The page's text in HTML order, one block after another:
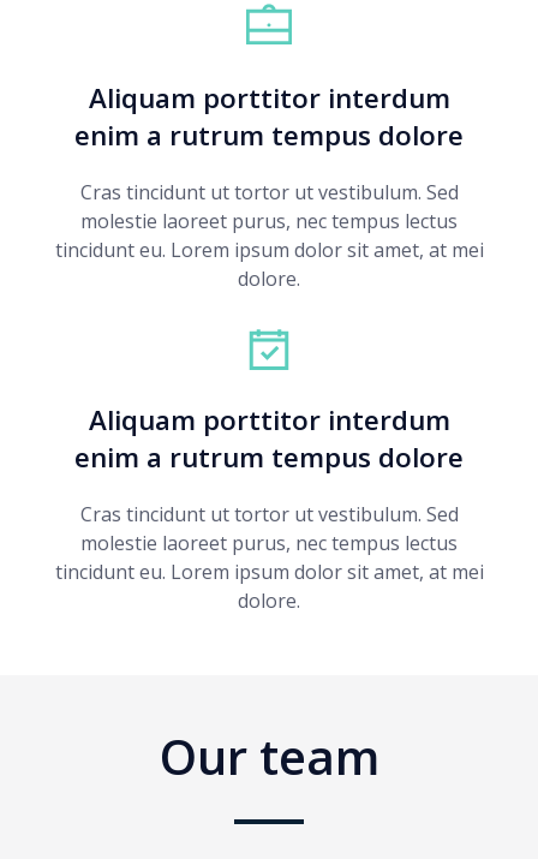
Aliquam porttitor interdum
enim a rutrum tempus dolore
Cras tincidunt ut tortor ut vestibulum. Sed
molestie laoreet purus, nec tempus lectus
tincidunt eu. Lorem ipsum dolor sit amet, at mei
dolore.
Aliquam porttitor interdum
enim a rutrum tempus dolore
Cras tincidunt ut tortor ut vestibulum. Sed
molestie laoreet purus, nec tempus lectus
tincidunt eu. Lorem ipsum dolor sit amet, at mei
dolore.
Our team